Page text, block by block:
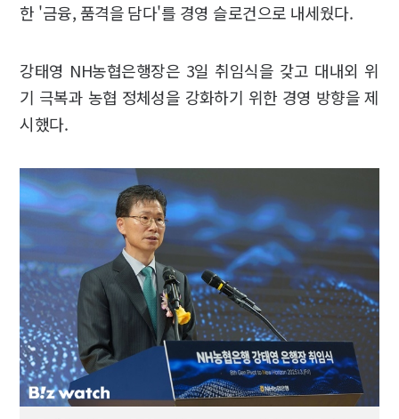
한 '금융, 품격을 담다'를 경영 슬로건으로 내세웠다.
강태영 NH농협은행장은 3일 취임식을 갖고 대내외 위
기 극복과 농협 정체성을 강화하기 위한 경영 방향을 제
시했다.